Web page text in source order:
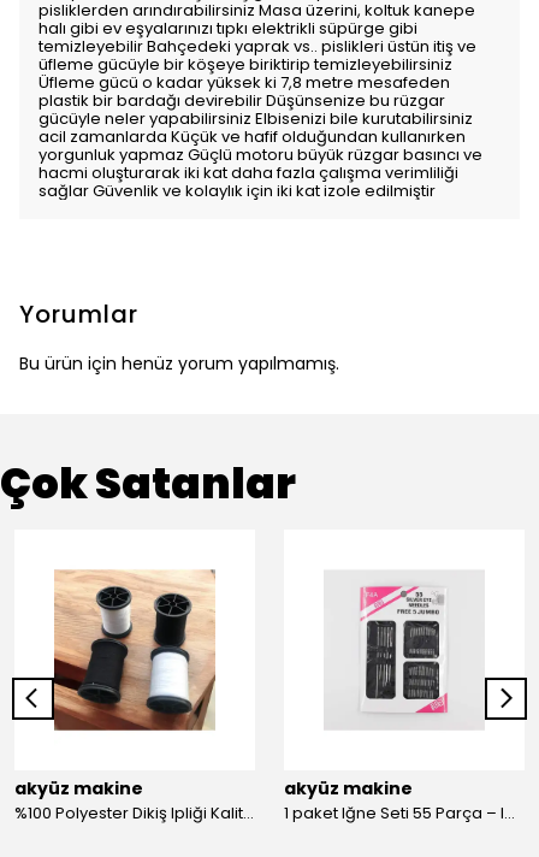
pisliklerden arındırabilirsiniz Masa üzerini, koltuk kanepe
halı gibi ev eşyalarınızı tıpkı elektrikli süpürge gibi
temizleyebilir Bahçedeki yaprak vs.. pislikleri üstün itiş ve
üfleme gücüyle bir köşeye biriktirip temizleyebilirsiniz
Üfleme gücü o kadar yüksek ki 7,8 metre mesafeden
plastik bir bardağı devirebilir Düşünsenize bu rüzgar
gücüyle neler yapabilirsiniz Elbisenizi bile kurutabilirsiniz
acil zamanlarda Küçük ve hafif olduğundan kullanırken
yorgunluk yapmaz Güçlü motoru büyük rüzgar basıncı ve
hacmi oluşturarak iki kat daha fazla çalışma verimliliği
sağlar Güvenlik ve kolaylık için iki kat izole edilmiştir
Yorumlar
Bu ürün için henüz yorum yapılmamış.
Çok Satanlar
akyüz makine
%100 Polyester Dikiş Ipliği Kaliteli 2 Adet Farklı Makara Ip Dikiş İpi Siyah&Beyaz 2'Li Set
akyüz makine
1 paket Iğne Seti 55 Parça – Iğne